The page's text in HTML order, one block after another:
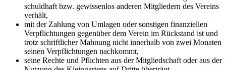
schuldhaft bzw. gewissenlos anderen Mitgliedern des Vereins
verhält,
mit der Zahlung von Umlagen oder sonstigen finanziellen
Verpflichtungen gegenüber dem Verein im Rückstand ist und
trotz schriftlicher Mahnung nicht innerhalb von zwei Monaten
seinen Verpflichtungen nachkommt,
seine Rechte und Pflichten aus der Mitgliedschaft oder aus der